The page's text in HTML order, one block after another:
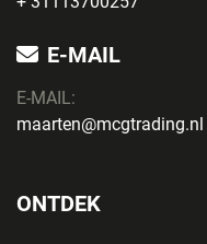
E-MAIL
E-MAIL:
maarten@mcgtrading.nl
ONTDEK